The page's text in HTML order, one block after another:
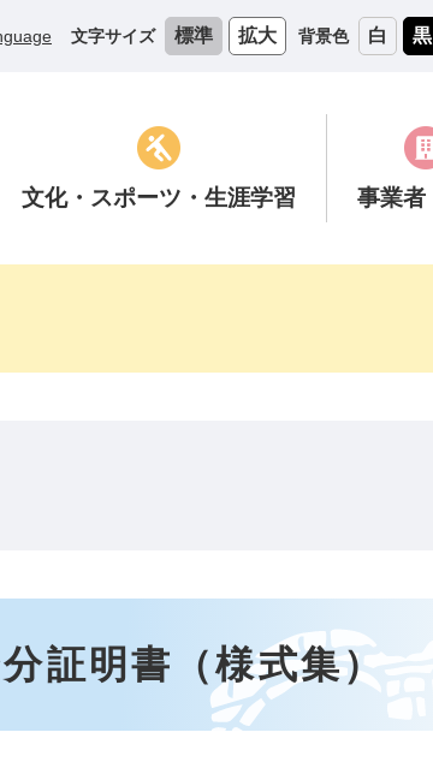
文字サイズ 標準 拡大 背景色 白 黒
文化・スポーツ ・生涯学習 事業者
証明書（様式集）